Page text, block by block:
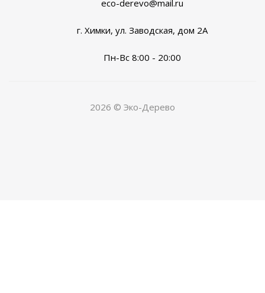
eco-derevo@mail.ru
г. Химки, ул. Заводская, дом 2А
Пн-Вс 8:00 - 20:00
2026 © Эко-Дерево